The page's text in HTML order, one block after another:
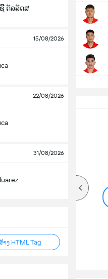
ດັລລັດສ
15/08/2026
22/08/2026
31/08/2026
າງ HTML Tag